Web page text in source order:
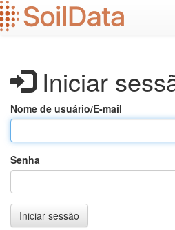
Ir
para
o
Iniciar
Nome de usuário/E-mail
Senha
Iniciar sessão